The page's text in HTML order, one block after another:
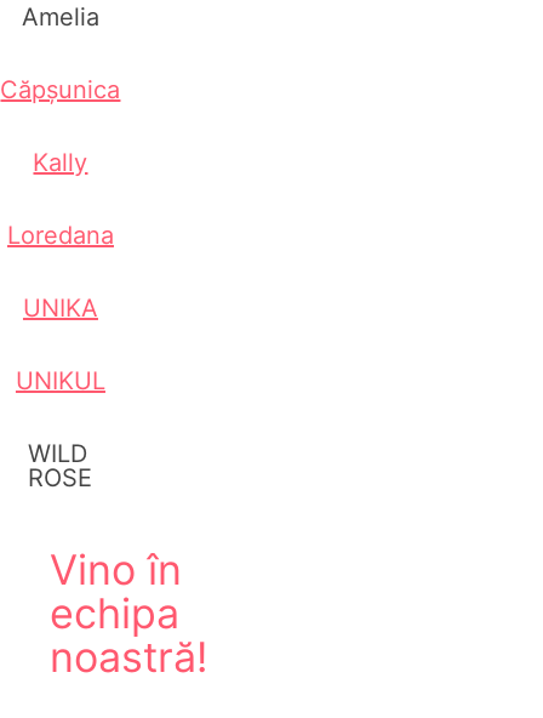
Amelia
Căpșunica
Kally
Loredana
UNIKA
UNIKUL
WILD
ROSE
Vino în
echipa
noastră!